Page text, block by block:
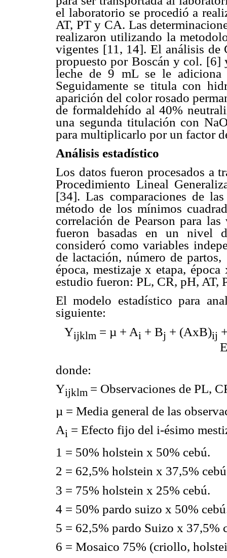
el laboratorio se procedió a
AT, PT y CA. Las
realizaron utilizando la
vigentes [11, 14]. El análisis
propuesto por Boscán y col. [6]
leche de 9 mL se le
Seguidamente se titula con
aparición del color rosado
de formaldehído al 40%
una segunda titulación con
para multiplicarlo por un factor
Análisis estadístico
Los datos fueron procesados a
Procedimiento Lineal
[34]. Las comparaciones de
método de los mínimos
correlación de Pearson para
fueron basadas en un nivel
consideró como variables
de lactación, número de
época, mestizaje x etapa,
estudio fueron: PL, CR, pH, AT,
El modelo estadístico para
siguiente:
Yijklm = µ + Ai + Bj + (AxB)ij
E
donde:
Yijklm = Observaciones de PL,
µ = Media general de las
Ai = Efecto fijo del i-ésimo
1 = 50% holstein x 50% cebú.
2 = 62,5% holstein x 37,5%
3 = 75% holstein x 25% cebú.
4 = 50% pardo suizo x 50%
5 = 62,5% pardo Suizo x 37,5%
6 = Mosaico 75% (criollo,